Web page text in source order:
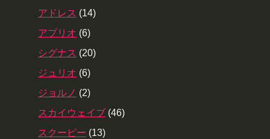
アドレス (14)
アプリオ (6)
シグナス (20)
ジュリオ (6)
ジョルノ (2)
スカイウェイブ (46)
スクーピー (13)